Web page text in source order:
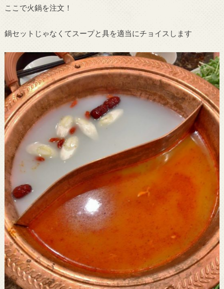
ここで火鍋を注文！
鍋セットじゃなくてスープと具を適当にチョイスします